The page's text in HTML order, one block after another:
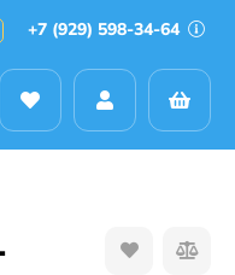
+7 (929) 598-34-64